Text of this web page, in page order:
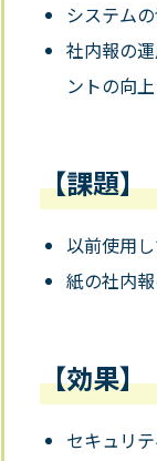
システム
社内報の
ントの向上
【課題】
以前使用
紙の社内
【効果】
セキュリ